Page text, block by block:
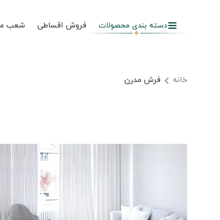
دسته بندی محصولات فروش اقساطی شعب
خانه فرش مدرن